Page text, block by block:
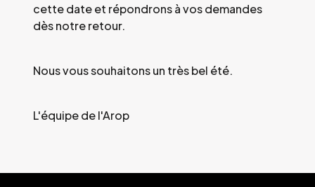
cette date et répondrons à vos demandes
dès notre retour.
Nous vous souhaitons un très bel été.
L'équipe de l'Arop